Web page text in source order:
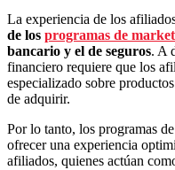
La experiencia de los
de los programas de
bancario y el de seguros. A
financiero requiere que los
especializado sobre
de adquirir.
Por lo tanto, los programas
ofrecer una experiencia
afiliados, quienes actúan